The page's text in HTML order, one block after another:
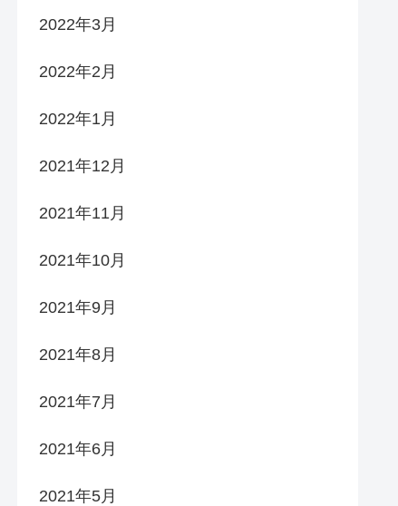
2022年3月
2022年2月
2022年1月
2021年12月
2021年11月
2021年10月
2021年9月
2021年8月
2021年7月
2021年6月
2021年5月